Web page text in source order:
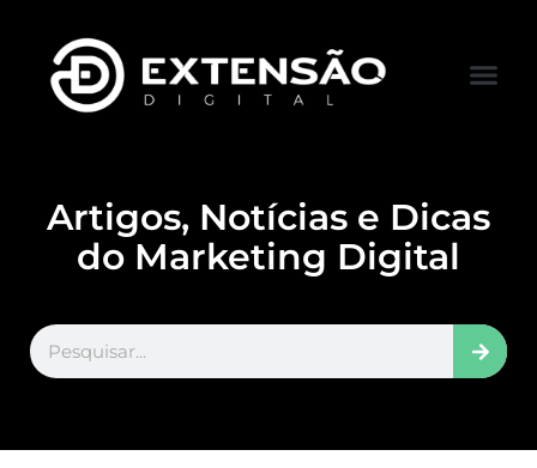
Artigos, Notícias e Dicas
do Marketing Digital